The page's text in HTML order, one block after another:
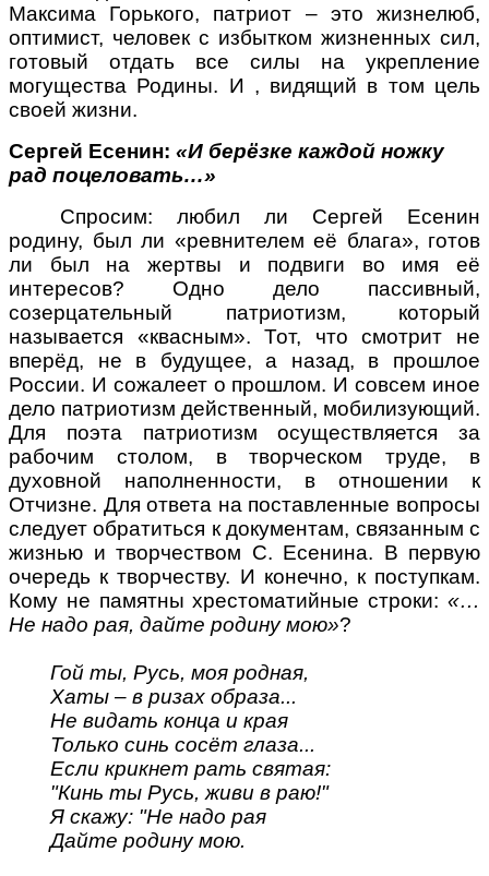
Максима Горького, патриот – это жизнелюб,
оптимист, человек с избытком жизненных сил,
готовый отдать все силы на укрепление
могущества Родины. И , видящий в том цель
своей жизни.
Сергей Есенин: «И берёзке каждой ножку
рад поцеловать…»
Спросим: любил ли Сергей Есенин
родину, был ли «ревнителем её блага», готов
ли был на жертвы и подвиги во имя её
интересов? Одно дело пассивный,
созерцательный патриотизм, который
называется «квасным». Тот, что смотрит не
вперёд, не в будущее, а назад, в прошлое
России. И сожалеет о прошлом. И совсем иное
дело патриотизм действенный, мобилизующий.
Для поэта патриотизм осуществляется за
рабочим столом, в творческом труде, в
духовной наполненности, в отношении к
Отчизне. Для ответа на поставленные вопросы
следует обратиться к документам, связанным с
жизнью и творчеством С. Есенина. В первую
очередь к творчеству. И конечно, к поступкам.
Кому не памятны хрестоматийные строки: «…
Не надо рая, дайте родину мою»?
Гой ты, Русь, моя родная,
Хаты – в ризах образа...
Не видать конца и края
Только синь сосёт глаза...
Если крикнет рать святая:
"Кинь ты Русь, живи в раю!"
Я скажу: "Не надо рая
Дайте родину мою.